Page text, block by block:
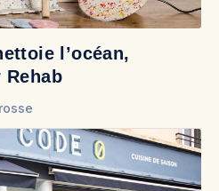
l’océan,
Rehab